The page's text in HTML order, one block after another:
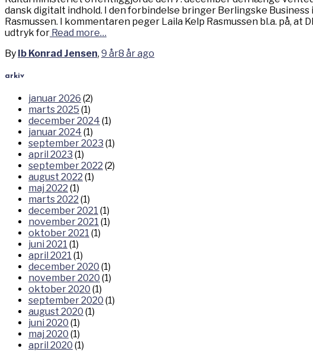
dansk digitalt indhold. I den forbindelse bringer Berlingske
Rasmussen. I kommentaren peger Laila Kelp Rasmussen bl.a. på,
udtryk for Read more…
By Ib Konrad Jensen, 9 år8 årago
arkiv
januar 2026 (2)
marts 2025 (1)
december 2024 (1)
januar 2024 (1)
september 2023 (1)
april 2023 (1)
september 2022 (2)
august 2022 (1)
maj 2022 (1)
marts 2022 (1)
december 2021 (1)
november 2021 (1)
oktober 2021 (1)
juni 2021 (1)
april 2021 (1)
december 2020 (1)
november 2020 (1)
oktober 2020 (1)
september 2020 (1)
august 2020 (1)
juni 2020 (1)
maj 2020 (1)
april 2020 (1)